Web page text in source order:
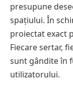
presupune
spațiului. În
proiectat exact
Fiecare sertar,
sunt gândite în
utilizatorului.